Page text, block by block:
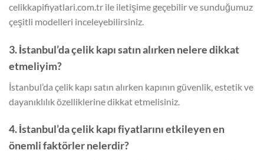
celikkapifiyatlari.com.tr ile iletişime geçebilir ve sunduğumuz
çeşitli modelleri inceleyebilirsiniz.
3. İstanbul’da çelik kapı satın alırken nelere dikkat
etmeliyim?
İstanbul’da çelik kapı satın alırken kapının güvenlik, estetik ve
dayanıklılık özelliklerine dikkat etmelisiniz.
4. İstanbul’da çelik kapı fiyatlarını etkileyen en
önemli faktörler nelerdir?